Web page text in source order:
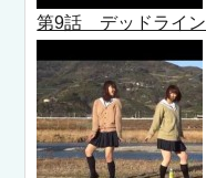
第9話 デッドライン